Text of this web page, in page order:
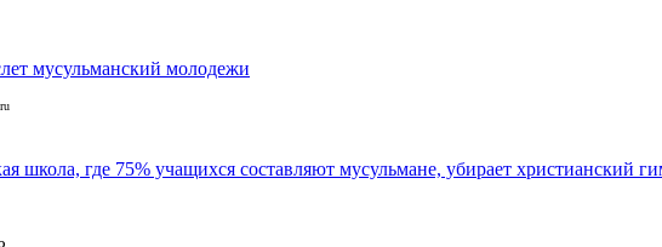
мусульманский молодежи
школа, где 75% учащихся составляют мусульмане, убирает христианский